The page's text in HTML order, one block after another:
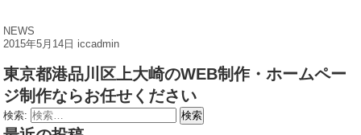
NEWS
2015年5月14日 iccadmin
東京都港品川区上大崎のWEB制作・ホームペー
ジ制作ならお任せください
検索: